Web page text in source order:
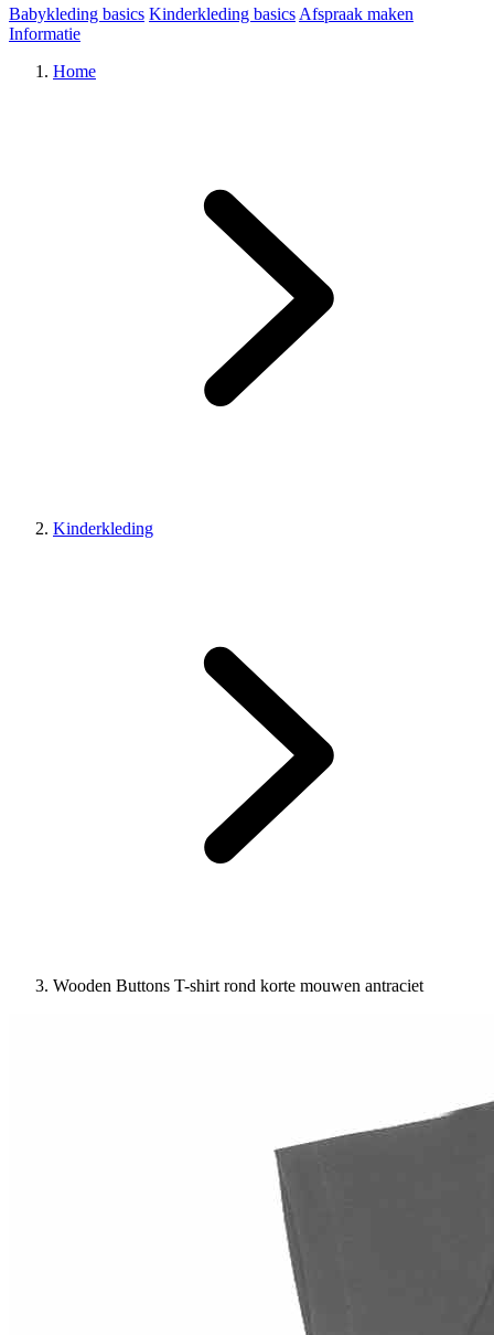
Babykleding basics Kinderkleding basics Afspraak maken
Informatie
Home
Kinderkleding
Wooden Buttons T-shirt rond korte mouwen antraciet